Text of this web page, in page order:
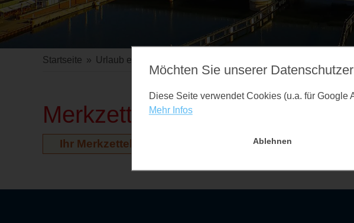
Startseite » Urlaub erleben
Merkzettel
Ihr Merkzettel ist leer. Auf der Veranstaltungsseite
Möchten Sie unserer
Diese Seite verwendet Cookies (u.a. für
Mehr Infos
Ablehnen